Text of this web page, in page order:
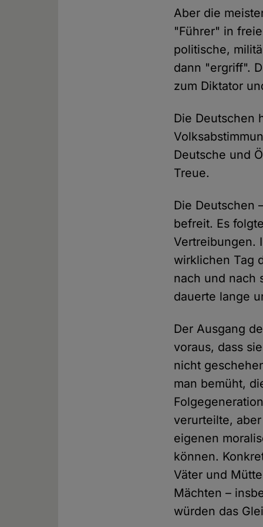
Aber die
"Führer" in
politische,
dann "ergriff".
zum Diktator
Die Deutschen
Deutsche und
Treue.
Die Deutschen
befreit. Es
Vertreibungen.
wirklichen Tag
nach und nach
dauerte lange
Der Ausgang
voraus, dass
nicht
man bemüht,
verurteilte,
eigenen
können.
Väter und
Mächten –
würden das